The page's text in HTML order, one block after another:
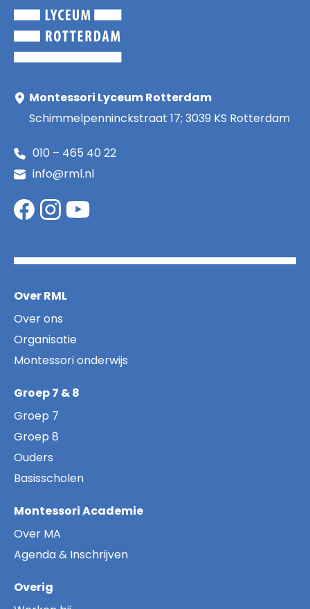
Montessori Lyceum Rotterdam
Schimmelpenninckstraat 17; 3039 KS Rotterdam
010 – 465 40 22
info@rml.nl
Over RML
Over ons
Organisatie
Montessori onderwijs
Groep 7 & 8
Groep 7
Groep 8
Ouders
Basisscholen
Montessori Academie
Over MA
Agenda & Inschrijven
Overig